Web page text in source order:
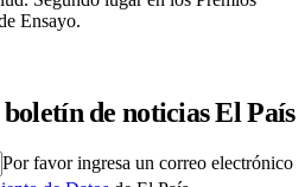
Ensayo.
de noticias El País
Por favor ingresa un correo electrónico